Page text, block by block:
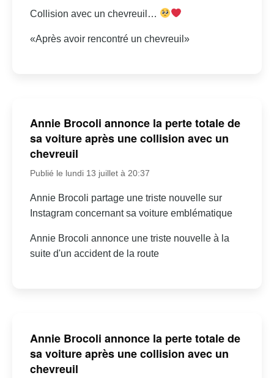
Collision avec un chevreuil…
«Après avoir rencontré un chevreuil»
Annie Brocoli annonce la perte totale de
sa voiture après une collision avec un
chevreuil
Publié le lundi 13 juillet à 20:37
Annie Brocoli partage une triste nouvelle sur
Instagram concernant sa voiture emblématique
Annie Brocoli annonce une triste nouvelle à la
suite d'un accident de la route
Annie Brocoli annonce la perte totale de
sa voiture après une collision avec un
chevreuil